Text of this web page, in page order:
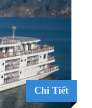
Chi Tiết